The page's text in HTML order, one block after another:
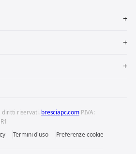
diritti riservati. bresciapc.com P.IVA:
Termini d'uso Preferenze cookie